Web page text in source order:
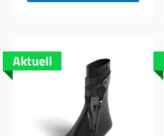
Aktuell